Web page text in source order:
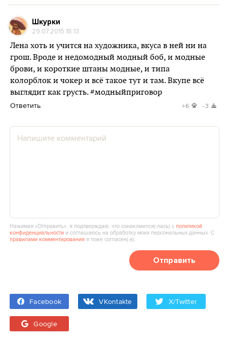
Шкурки
29.07.2015 18:13
Лена хоть и учится на художника, вкуса в ней ни на
грош. Вроде и недомодный модный боб, и модные
брови, и короткие штаны модные, и типа
колорблок и чокер и всё такое тут и там. Вкупе всё
выглядит как грусть. #модныйприговор
Ответить +6 -3
Нажимая «Отправить», я подтверждаю, что ознакомился(‑лась) сполитикой
конфиденциальности и соглашаюсь на обработку моих персональных данных. С
правилами комментирования я тоже согласен(‑а).
Отправить
Facebook VKontakte X/Twitter
Google